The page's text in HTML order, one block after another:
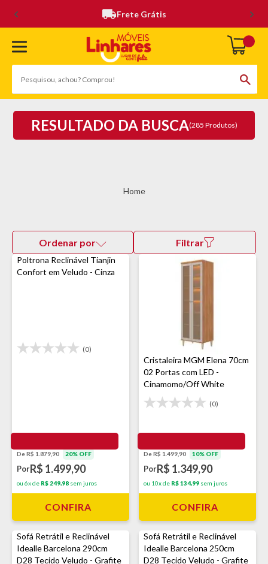
Frete Grátis
RESULTADO DA BUSCA(285 Produtos)
Ordenar por Filtrar
Poltrona Reclinável Tianjin
Confort em Veludo - Cinza
(0)
De R$ 1.879,90 20% OFF
PorR$ 1.499,90
ou 6x de R$ 249,98 sem juros
CONFIRA
Cristaleira MGM Elena 70cm
02 Portas com LED -
Cinamomo/Off White
(0)
De R$ 1.499,90 10% OFF
PorR$ 1.349,90
ou 10x de R$ 134,99 sem juros
CONFIRA
Sofá Retrátil e Reclinável
Idealle Barcelona 290cm
D28 Tecido Veludo - Grafite
Sofá Retrátil e Reclinável
Idealle Barcelona 250cm
D28 Tecido Veludo - Grafite